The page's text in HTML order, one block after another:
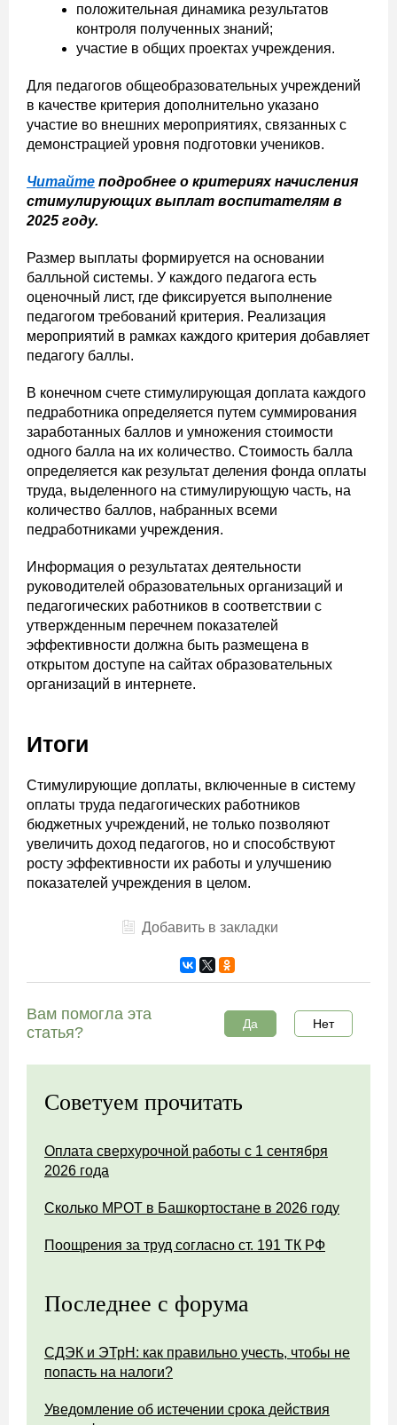
положительная динамика результатов
контроля полученных знаний;
участие в общих проектах учреждения.
Для педагогов общеобразовательных учреждений
в качестве критерия дополнительно указано
участие во внешних мероприятиях, связанных с
демонстрацией уровня подготовки учеников.
Читайте подробнее о критериях начисления
стимулирующих выплат воспитателям в
2025 году.
Размер выплаты формируется на основании
балльной системы. У каждого педагога есть
оценочный лист, где фиксируется выполнение
педагогом требований критерия. Реализация
мероприятий в рамках каждого критерия добавляет
педагогу баллы.
В конечном счете стимулирующая доплата каждого
педработника определяется путем суммирования
заработанных баллов и умножения стоимости
одного балла на их количество. Стоимость балла
определяется как результат деления фонда оплаты
труда, выделенного на стимулирующую часть, на
количество баллов, набранных всеми
педработниками учреждения.
Информация о результатах деятельности
руководителей образовательных организаций и
педагогических работников в соответствии с
утвержденным перечнем показателей
эффективности должна быть размещена в
открытом доступе на сайтах образовательных
организаций в интернете.
Итоги
Стимулирующие доплаты, включенные в систему
оплаты труда педагогических работников
бюджетных учреждений, не только позволяют
увеличить доход педагогов, но и способствуют
росту эффективности их работы и улучшению
показателей учреждения в целом.
Добавить в закладки
Вам помогла эта
статья?
Да Нет
Советуем прочитать
Оплата сверхурочной работы с 1 сентября
2026 года
Сколько МРОТ в Башкортостане в 2026 году
Поощрения за труд согласно ст. 191 ТК РФ
Последнее с форума
СДЭК и ЭТрН: как правильно учесть, чтобы не
попасть на налоги?
Уведомление об истечении срока действия